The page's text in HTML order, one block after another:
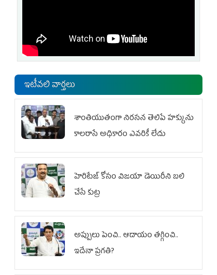
ఇటీవలి వార్తలు
శాంతియుతంగా నిరసన తెలిపే హక్కును
కాలరాసే అధికారం ఎవరికీ లేదు
హెరిటేజ్ కోసం విజయా డెయిరీని బలి
చేసే కుట్ర‌
అప్పులు పెంచి.. ఆదాయం తగ్గించి..
ఇదేనా ప్రగతి?